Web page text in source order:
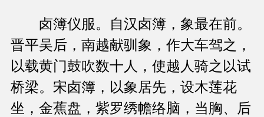
卤簿仪服。自汉卤簿，象最在前。
晋平吴后，南越献驯象，作大车驾之，
以载黄门鼓吹数十人，使越人骑之以试
桥梁。宋卤簿，以象居先，设木莲花
坐，金蕉盘，紫罗绣幨络脑，当胸、后